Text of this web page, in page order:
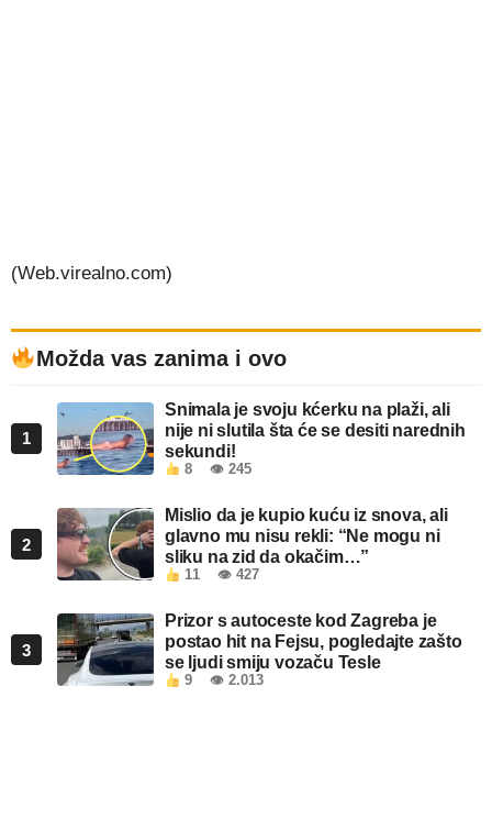
(Web.virealno.com)
Možda vas zanima i ovo
1
Snimala je svoju kćerku na plaži, ali
nije ni slutila šta će se desiti narednih
sekundi!
8 👁 245
2
Mislio da je kupio kuću iz snova, ali
glavno mu nisu rekli: “Ne mogu ni
sliku na zid da okačim…”
11 👁 427
3
Prizor s autoceste kod Zagreba je
postao hit na Fejsu, pogledajte zašto
se ljudi smiju vozaču Tesle
9 👁 2.013